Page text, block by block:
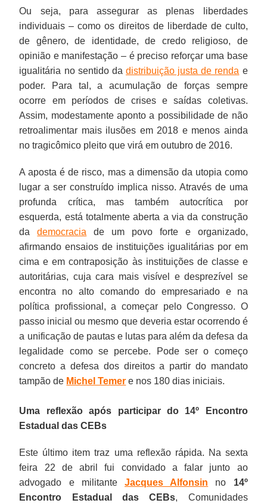
Ou seja, para assegurar as plenas liberdades
individuais – como os direitos de liberdade de culto,
de gênero, de identidade, de credo religioso, de
opinião e manifestação – é preciso reforçar uma base
igualitária no sentido da distribuição justa de renda e
poder. Para tal, a acumulação de forças sempre
ocorre em períodos de crises e saídas coletivas.
Assim, modestamente aponto a possibilidade de não
retroalimentar mais ilusões em 2018 e menos ainda
no tragicômico pleito que virá em outubro de 2016.
A aposta é de risco, mas a dimensão da utopia como
lugar a ser construído implica nisso. Através de uma
profunda crítica, mas também autocrítica por
esquerda, está totalmente aberta a via da construção
dademocracia de um povo forte e organizado,
afirmando ensaios de instituições igualitárias por em
cima e em contraposição às instituições de classe e
autoritárias, cuja cara mais visível e desprezível se
encontra no alto comando do empresariado e na
política profissional, a começar pelo Congresso. O
passo inicial ou mesmo que deveria estar ocorrendo é
a unificação de pautas e lutas para além da defesa da
legalidade como se percebe. Pode ser o começo
concreto a defesa dos direitos a partir do mandato
tampão de Michel Temer e nos 180 dias iniciais.
Uma reflexão após participar do 14º Encontro
Estadual das CEBs
Este último item traz uma reflexão rápida. Na sexta
feira 22 de abril fui convidado a falar junto ao
advogado e militante Jacques Alfonsin no 14º
Encontro Estadual das CEBs, Comunidades